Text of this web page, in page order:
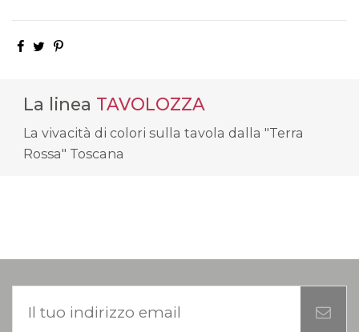
La linea TAVOLOZZA
La vivacità di colori sulla tavola dalla "Terra
Rossa" Toscana